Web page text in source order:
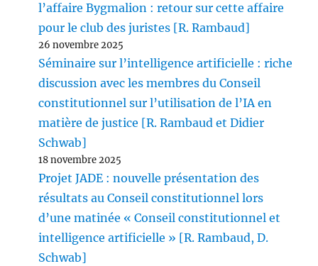
l’affaire Bygmalion : retour sur cette affaire
pour le club des juristes [R. Rambaud]
26 novembre 2025
Séminaire sur l’intelligence artificielle : riche
discussion avec les membres du Conseil
constitutionnel sur l’utilisation de l’IA en
matière de justice [R. Rambaud et Didier
Schwab]
18 novembre 2025
Projet JADE : nouvelle présentation des
résultats au Conseil constitutionnel lors
d’une matinée « Conseil constitutionnel et
intelligence artificielle » [R. Rambaud, D.
Schwab]